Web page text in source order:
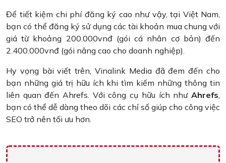
Để tiết kiệm chi phí đăng ký cao như vậy, tại Việt Nam,
bạn có thể đăng ký sử dụng các tài khoản mua chung với
giá từ khoảng 200.000vnđ (gói cá nhân cơ bản) đến
2.400.000vnđ (gói nâng cao cho doanh nghiệp).
Hy vọng bài viết trên, Vinalink Media đã đem đến cho
bạn những giá trị hữu ích khi tìm kiếm những thông tin
liên quan đến Ahrefs. Với công cụ hữu ích như Ahrefs,
bạn có thể dễ dàng theo dõi các chỉ số giúp cho công việc
SEO trở nên tối ưu hơn.